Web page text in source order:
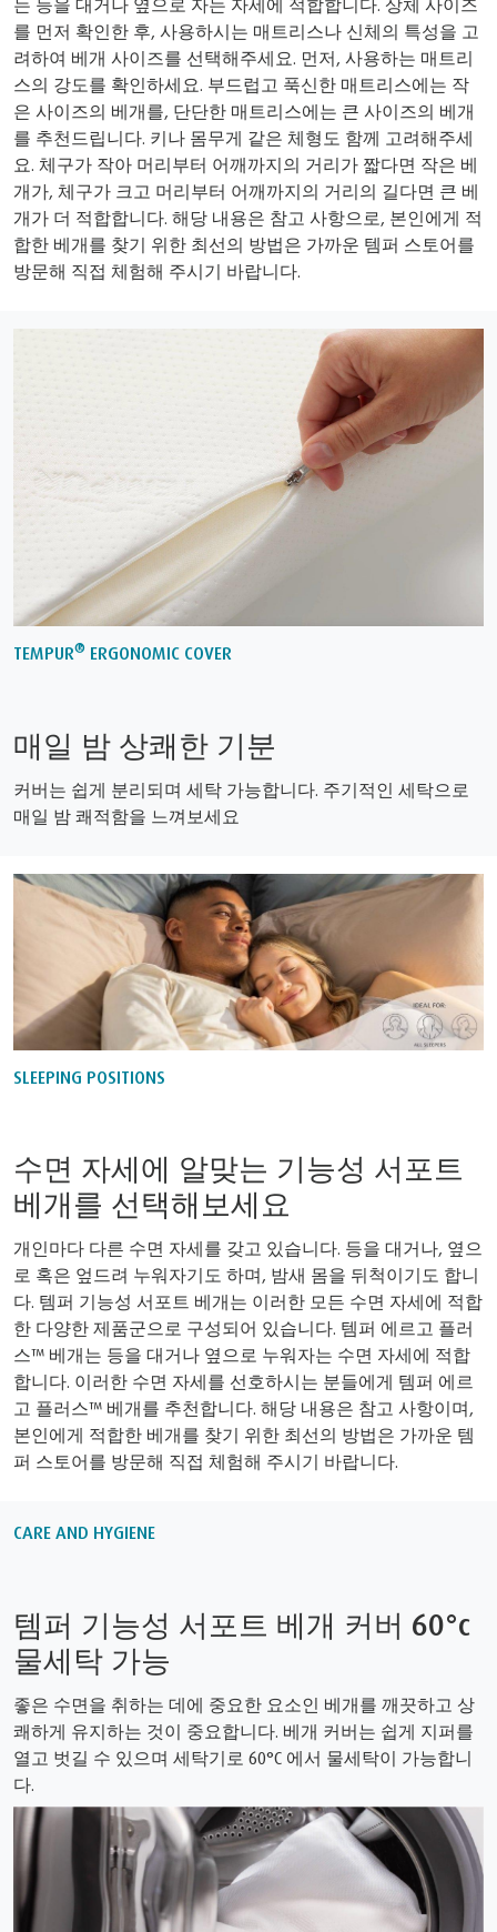
를 먼저 확인한 후, 사용하시는 매트리스나 신체의 특성을 고
려하여 베개 사이즈를 선택해주세요. 먼저, 사용하는 매트리
스의 강도를 확인하세요. 부드럽고 푹신한 매트리스에는 작
은 사이즈의 베개를, 단단한 매트리스에는 큰 사이즈의 베개
를 추천드립니다. 키나 몸무게 같은 체형도 함께 고려해주세
요. 체구가 작아 머리부터 어깨까지의 거리가 짧다면 작은 베
개가, 체구가 크고 머리부터 어깨까지의 거리의 길다면 큰 베
개가 더 적합합니다. 해당 내용은 참고 사항으로, 본인에게 적
합한 베개를 찾기 위한 최선의 방법은 가까운 템퍼 스토어를
방문해 직접 체험해 주시기 바랍니다.
TEMPUR® ERGONOMIC COVER
매일 밤 상쾌한 기분
커버는 쉽게 분리되며 세탁 가능합니다. 주기적인 세탁으로
매일 밤 쾌적함을 느껴보세요
SLEEPING POSITIONS
수면 자세에 알맞는 기능성 서포트
베개를 선택해보세요
개인마다 다른 수면 자세를 갖고 있습니다. 등을 대거나, 옆으
로 혹은 엎드려 누워자기도 하며, 밤새 몸을 뒤척이기도 합니
다. 템퍼 기능성 서포트 베개는 이러한 모든 수면 자세에 적합
한 다양한 제품군으로 구성되어 있습니다. 템퍼 에르고 플러
스™ 베개는 등을 대거나 옆으로 누워자는 수면 자세에 적합
합니다. 이러한 수면 자세를 선호하시는 분들에게 템퍼 에르
고 플러스™ 베개를 추천합니다. 해당 내용은 참고 사항이며,
본인에게 적합한 베개를 찾기 위한 최선의 방법은 가까운 템
퍼 스토어를 방문해 직접 체험해 주시기 바랍니다.
CARE AND HYGIENE
템퍼 기능성 서포트 베개 커버 60°c
물세탁 가능
좋은 수면을 취하는 데에 중요한 요소인 베개를 깨끗하고 상
쾌하게 유지하는 것이 중요합니다. 베개 커버는 쉽게 지퍼를
열고 벗길 수 있으며 세탁기로 60°C 에서 물세탁이 가능합니
다.